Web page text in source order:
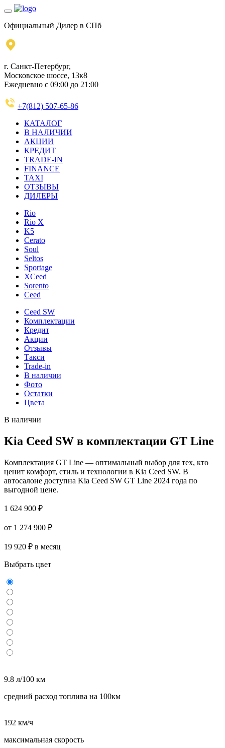
Официальный Дилер в СПб
г. Санкт-Петербург,
Московское шоссе, 13к8
Ежедневно с 09:00 до 21:00
+7(812) 507-65-86
КАТАЛОГ
В НАЛИЧИИ
АКЦИИ
КРЕДИТ
TRADE-IN
FINANCE
TAXI
ОТЗЫВЫ
ДИЛЕРЫ
Rio
Rio X
K5
Cerato
Soul
Seltos
Sportage
XCeed
Sorento
Ceed
Ceed SW
Комплектации
Кредит
Акции
Отзывы
Такси
Trade-in
В наличии
Фото
Остатки
Цвета
В наличии
Kia Ceed SW в комплектации GT Line
Комплектация GT Line — оптимальный выбор для тех, кто
ценит комфорт, стиль и технологии в Kia Ceed SW. В
автосалоне доступна Kia Ceed SW GT Line 2024 года по
выгодной цене.
1 624 900 ₽
от 1 274 900 ₽
19 920 ₽ в месяц
Выбрать цвет
9.8 л/100 км
средний расход топлива на 100км
192 км/ч
максимальная скорость